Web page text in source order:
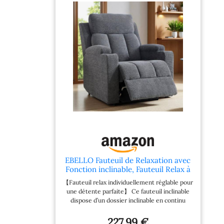
fauteuil inclinable, avec une charge maximale
de 120 kg, s’avère un allié idéal pour vos
moments de détente. Sa structure en
panneaux épais résiste aux chocs, vous
proposant une assise stable en sécurité Coin
cosy : Un canapé à 1 place qui transforme
n'importe quel espace en un espace
décontracté. Que ce soit dans le salon, le
bureau ou la chambre, il vous invite à la
détente. Passez un moment de
repos/film/café et savourez votre temps libre
Pieds de protection: Monté sur des patins
antidérapants, ce fauteuil d'appoint salon
sans craindre de laisser des traces
EBELLO Fauteuil de Relaxation avec
Fonction inclinable, Fauteuil Relax à
réglage Manuel, Fauteuil TV avec
Porte-gobelet, Fauteuil inclinable
avec accoudoirs et Repose-Pieds
pour Salon, Gris foncé
【Fauteuil relax individuellement réglable pour
une détente parfaite】 Ce fauteuil inclinable
dispose d’un dossier inclinable en continu
commandés par un système de tirage par